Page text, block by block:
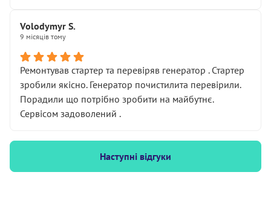
Volodymyr S.
9 місяців тому
Ремонтував стартер та перевіряв генератор . Стартер
зробили якісно. Генератор почистилита перевірили.
Порадили що потрібно зробити на майбутнє.
Сервісом задоволений .
Наступні відгуки